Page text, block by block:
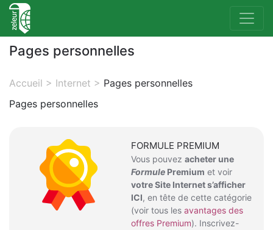
Pages personnelles
Accueil > Internet > Pages personnelles
Pages personnelles
FORMULE PREMIUM
Vous pouvez acheter une
Formule Premium et voir
votre Site Internet s’afficher
ICI, en tête de cette catégorie
(voir tous les avantages des
offres Premium). Inscrivez-